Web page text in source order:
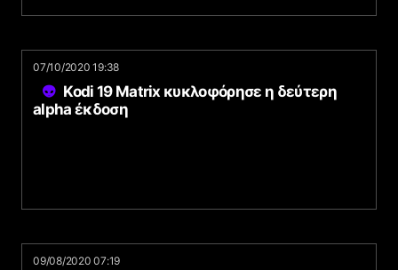
07/10/2020 19:38
Kodi 19 Matrix κυκλοφόρησε η δεύτερη
alpha έκδοση
09/08/2020 07:19